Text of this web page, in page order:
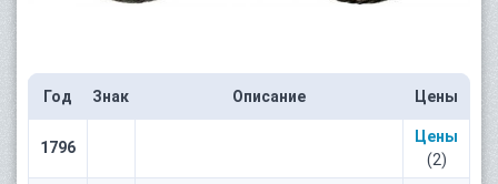
Год Знак Описание Цены
1796
Цены
(2)